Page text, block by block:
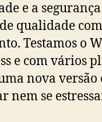
e a
qualidade
Testamos o
e com vários
nova versão
nem se